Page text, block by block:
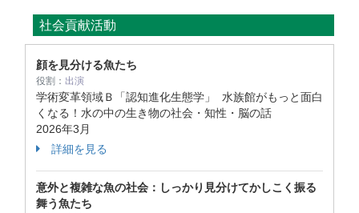
社会貢献活動
顔を見分ける魚たち
役割： 出演
学術変革領域Ｂ「認知進化生態学」 水族館がもっと面白
くなる！水の中の生き物の社会・知性・脳の話
2026年3月
詳細を見る
意外と複雑な魚の社会：しっかり見分けてかしこく振る
舞う魚たち